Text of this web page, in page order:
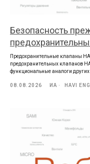
Безопасность
Предохранительные клапаны
предохранительных клапанов
функциональные аналоги других
08.08.2026 ИА HAVI